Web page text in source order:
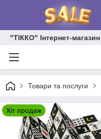
"ТІККО" Інтернет-магазин
Товари та послуги
Хіт продаж